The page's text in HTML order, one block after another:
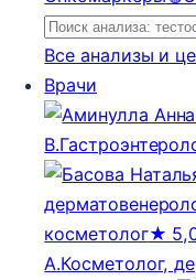
Все анализы и
Врачи
В.
косметолог★
А.Косметолог,